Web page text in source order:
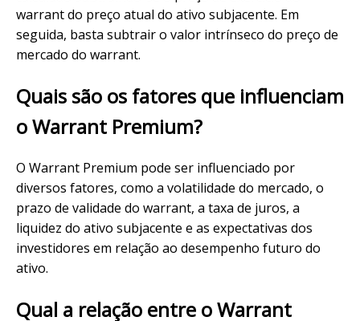
warrant do preço atual do ativo subjacente. Em
seguida, basta subtrair o valor intrínseco do preço de
mercado do warrant.
Quais são os fatores que influenciam
o Warrant Premium?
O Warrant Premium pode ser influenciado por
diversos fatores, como a volatilidade do mercado, o
prazo de validade do warrant, a taxa de juros, a
liquidez do ativo subjacente e as expectativas dos
investidores em relação ao desempenho futuro do
ativo.
Qual a relação entre o Warrant